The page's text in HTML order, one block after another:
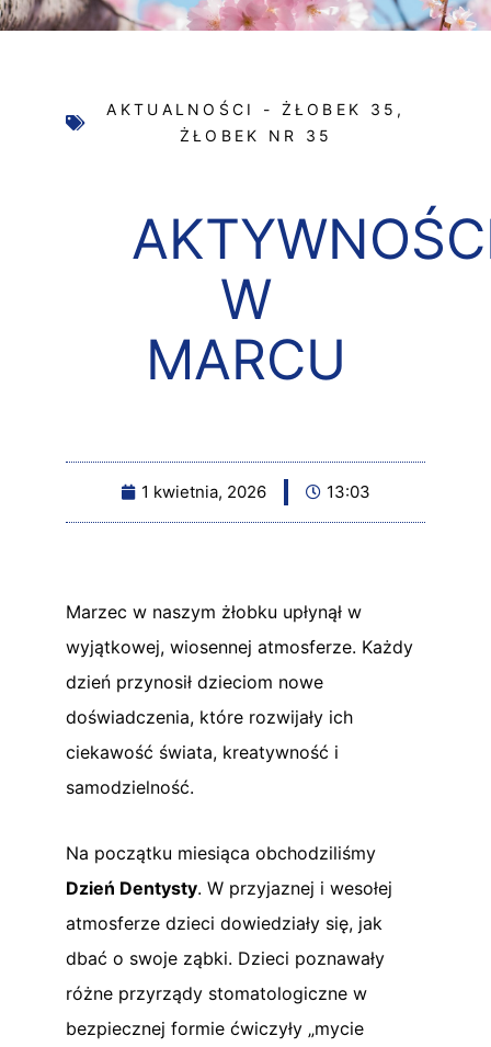
AKTUALNOŚCI - ŻŁOBEK 35 ,
ŻŁOBEK NR 35
W
MARCU
1 kwietnia, 2026 13:03
Marzec w naszym żłobku upłynął w
wyjątkowej, wiosennej atmosferze. Każdy
dzień przynosił dzieciom nowe
doświadczenia, które rozwijały ich
ciekawość świata, kreatywność i
samodzielność.
Na początku miesiąca obchodziliśmy
Dzień Dentysty. W przyjaznej i wesołej
atmosferze dzieci dowiedziały się, jak
dbać o swoje ząbki. Dzieci poznawały
różne przyrządy stomatologiczne w
bezpiecznej formie ćwiczyły „mycie